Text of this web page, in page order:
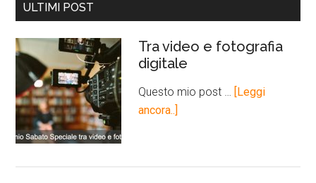
ULTIMI POST
Tra video e fotografia
digitale
Questo mio post …
[Leggi
ancora..]